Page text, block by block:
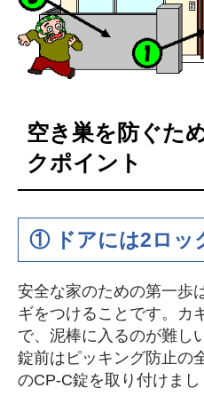
空き巣を防ぐた
クポイント
① ドアには2ロッ
安全な家のための第一歩
ギをつけることです。カ
で、泥棒に入るのが難し
錠前はピッキング防止の
のCP-C錠を取り付けまし